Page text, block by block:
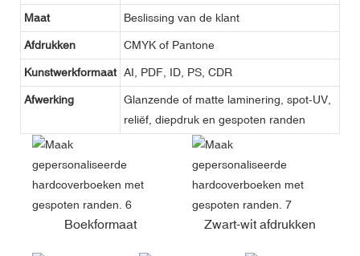
Maat Beslissing van de klant
Afdrukken CMYK of Pantone
Kunstwerkformaat AI, PDF, ID, PS, CDR
Afwerking
Glanzende of matte laminering, spot-UV,
reliëf, diepdruk en gespoten randen
Boekformaat Zwart-wit afdrukken